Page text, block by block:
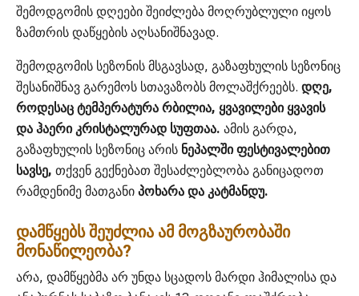
შემოდგომის დღეები შეიძლება მოღრუბლული იყოს
ზამთრის დაწყების აღსანიშნავად.
შემოდგომის სეზონის მსგავსად, გაზაფხულის სეზონიც
შესანიშნავ გარემოს სთავაზობს მოლაშქრეებს. დღე,
როდესაც ტემპერატურა რბილია, ყვავილები ყვავის
და ჰაერი კრისტალურად სუფთაა. ამის გარდა,
გაზაფხულის სეზონიც არის ნეპალში ფესტივალებით
სავსე, თქვენ გექნებათ შესაძლებლობა განიცადოთ
რამდენიმე მათგანი პოხარა და კატმანდუ.
დამწყებს შეუძლია ამ მოგზაურობაში
მონაწილეობა?
არა, დამწყებმა არ უნდა სცადოს მარდი ჰიმალისა და